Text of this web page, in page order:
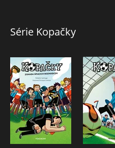
Série Kopačky